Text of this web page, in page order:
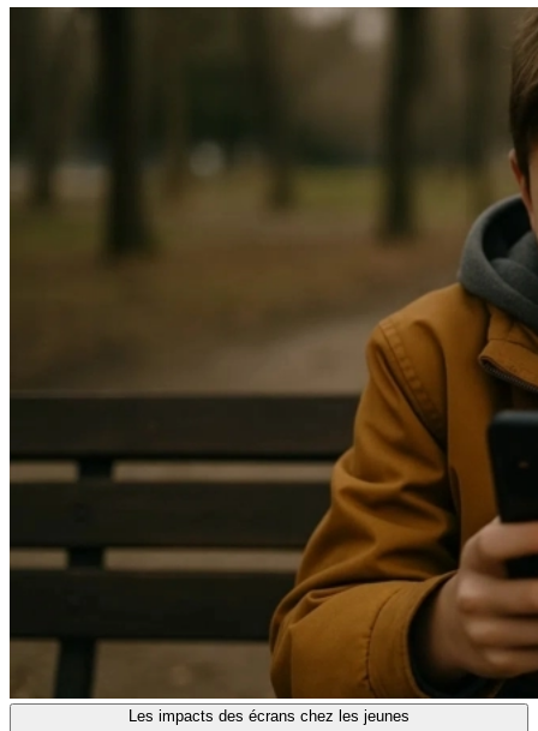
Les impacts des écrans chez les jeunes